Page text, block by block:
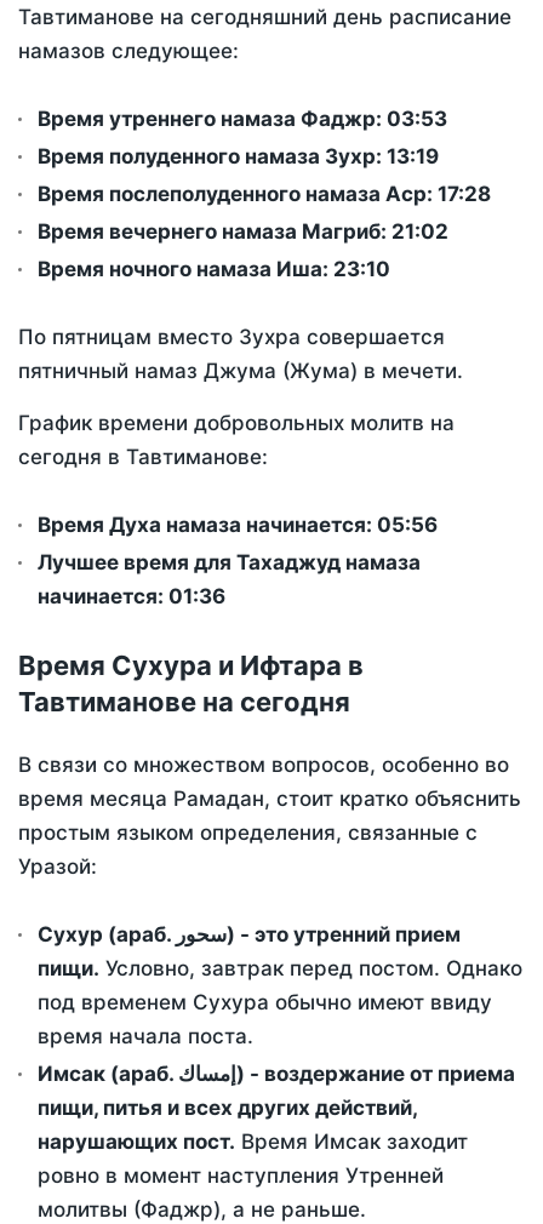
Тавтиманове на сегодняшний день расписание
намазов следующее:
Время утреннего намаза Фаджр: 03:53
Время полуденного намаза Зухр: 13:19
Время послеполуденного намаза Аср: 17:28
Время вечернего намаза Магриб: 21:02
Время ночного намаза Иша: 23:10
По пятницам вместо Зухра совершается
пятничный намаз Джума (Жума) в мечети.
График времени добровольных молитв на
сегодня в Тавтиманове:
Время Духа намаза начинается: 05:56
Лучшее время для Тахаджуд намаза
начинается: 01:36
Время Сухура и Ифтара в
Тавтиманове на сегодня
В связи со множеством вопросов, особенно во
время месяца Рамадан, стоит кратко объяснить
простым языком определения, связанные с
Уразой:
Сухур (араб. سحور) - это утренний прием
пищи. Условно, завтрак перед постом. Однако
под временем Сухура обычно имеют ввиду
время начала поста.
Имсак (араб. إمساك) - воздержание от приема
пищи, питья и всех других действий,
нарушающих пост. Время Имсак заходит
ровно в момент наступления Утренней
молитвы (Фаджр), а не раньше.